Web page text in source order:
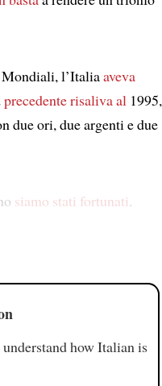
l’Italiaaveva
precedenterisaliva al 1995,
due ori, due argenti e due
siamo stati fortunati.
how Italian is